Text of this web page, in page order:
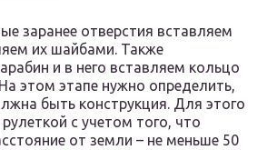
заранее отверстия вставляем
их шайбами. Также
и в него вставляем кольцо
этом этапе нужно определить,
быть конструкция. Для этого
с учетом того, что
от земли – не меньше 50